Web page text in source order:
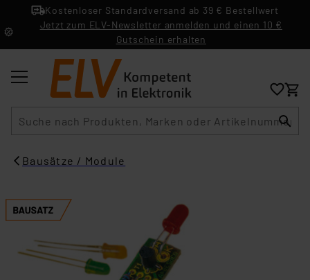
Kostenloser Standardversand ab 39 € Bestellwert
Jetzt zum ELV-Newsletter anmelden und einen 10 €
Gutschein erhalten
Bausätze / Module